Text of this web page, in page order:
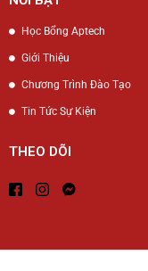
Học Bổng Aptech
Giới Thiệu
Chương Trình Đào Tạo
Tin Tức Sự Kiện
THEO DÕI